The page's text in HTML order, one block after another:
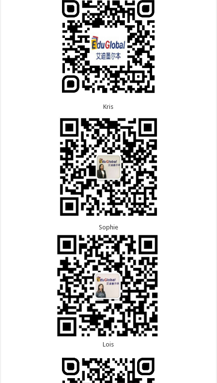
8.5恭喜江苏的杨女士190技术移民签证顺利下签！
8.3恭喜黑龙江的刘女士864父母签证顺利下签！
8.3恭喜天津的陈同学和妈妈590+500学生签证顺利
7.9恭喜广东的喻同学500学生签证顺利下签！
7.8恭喜黑龙江的刘女士600旅游签证顺利下签，三年
7.7恭喜北京的王先生和孩子600旅游签证顺利下签，
Kris
Sophie
Lois